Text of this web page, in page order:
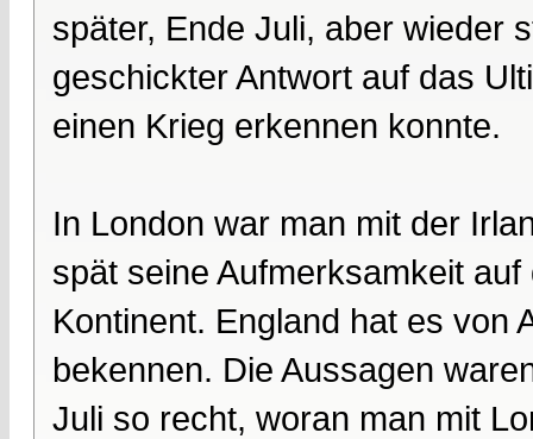
später, Ende Juli, aber wieder
geschickter Antwort auf das
einen Krieg erkennen konnte.
In London war man mit der
spät seine Aufmerksamkeit
Kontinent. England hat es von
bekennen. Die Aussagen
Juli so recht, woran man mit